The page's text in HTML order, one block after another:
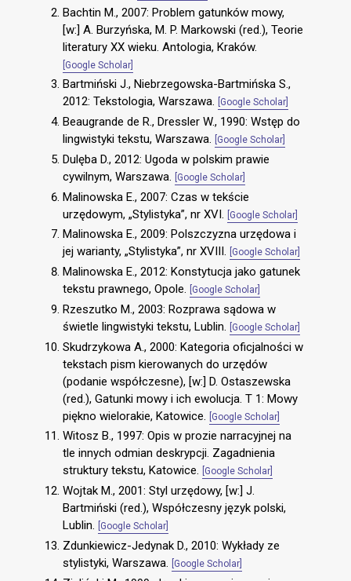
Bachtin M., 2007: Problem gatunków mowy,
[w:] A. Burzyńska, M. P. Markowski (red.), Teorie
literatury XX wieku. Antologia, Kraków.
[Google Scholar]
Bartmiński J., Niebrzegowska-Bartmińska S.,
2012: Tekstologia, Warszawa.
[Google Scholar]
Beaugrande de R., Dressler W., 1990: Wstęp do
lingwistyki tekstu, Warszawa.
[Google Scholar]
Dulęba D., 2012: Ugoda w polskim prawie
cywilnym, Warszawa.
[Google Scholar]
Malinowska E., 2007: Czas w tekście
urzędowym, „Stylistyka”, nr XVI.
[Google Scholar]
Malinowska E., 2009: Polszczyzna urzędowa i
jej warianty, „Stylistyka”, nr XVIII.
[Google Scholar]
Malinowska E., 2012: Konstytucja jako gatunek
tekstu prawnego, Opole.
[Google Scholar]
Rzeszutko M., 2003: Rozprawa sądowa w
świetle lingwistyki tekstu, Lublin.
[Google Scholar]
Skudrzykowa A., 2000: Kategoria oficjalności w
tekstach pism kierowanych do urzędów
(podanie współczesne), [w:] D. Ostaszewska
(red.), Gatunki mowy i ich ewolucja. T 1: Mowy
piękno wielorakie, Katowice.
[Google Scholar]
Witosz B., 1997: Opis w prozie narracyjnej na
tle innych odmian deskrypcji. Zagadnienia
struktury tekstu, Katowice.
[Google Scholar]
Wojtak M., 2001: Styl urzędowy, [w:] J.
Bartmiński (red.), Współczesny język polski,
Lublin.
[Google Scholar]
Zdunkiewicz-Jedynak D., 2010: Wykłady ze
stylistyki, Warszawa.
[Google Scholar]